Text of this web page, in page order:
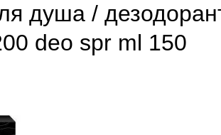
душа /
deo spr ml 150